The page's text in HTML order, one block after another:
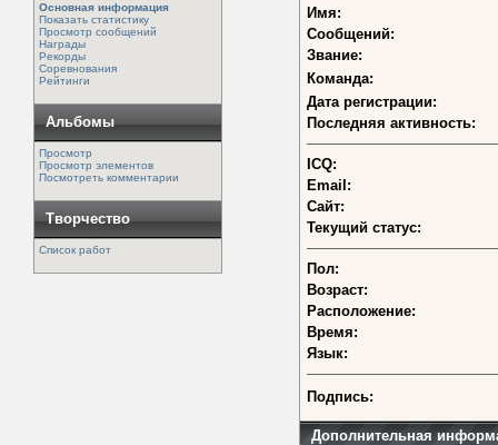
Основная информация
Показать статистику
Просмотр сообщений
Награды
Рекорды
Соревнования
Рейтинги
Альбомы
Просмотр
Просмотр элементов
Посмотреть комментарии
Творчество
Список работ
Имя:
Сообщений:
Звание:
Команда:
Дата регистрации:
Последняя активность:
ICQ:
Email:
Сайт:
Текущий статус:
Пол:
Возраст:
Расположение:
Время:
Язык:
Подпись:
Дополнительная